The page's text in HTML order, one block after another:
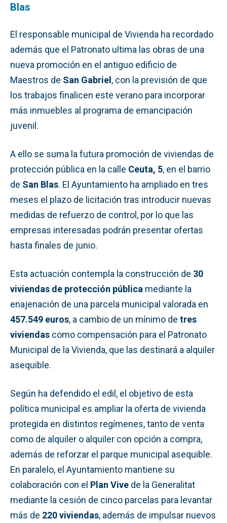
Blas
El responsable municipal de Vivienda ha recordado
además que el Patronato ultima las obras de una
nueva promoción en el antiguo edificio de
Maestros de San Gabriel, con la previsión de que
los trabajos finalicen este verano para incorporar
más inmuebles al programa de emancipación
juvenil.
A ello se suma la futura promoción de viviendas de
protección pública en la calle Ceuta, 5, en el barrio
de San Blas. El Ayuntamiento ha ampliado en tres
meses el plazo de licitación tras introducir nuevas
medidas de refuerzo de control, por lo que las
empresas interesadas podrán presentar ofertas
hasta finales de junio.
Esta actuación contempla la construcción de 30
viviendas de protección pública mediante la
enajenación de una parcela municipal valorada en
457.549 euros, a cambio de un mínimo de tres
viviendas como compensación para el Patronato
Municipal de la Vivienda, que las destinará a alquiler
asequible.
Según ha defendido el edil, el objetivo de esta
política municipal es ampliar la oferta de vivienda
protegida en distintos regímenes, tanto de venta
como de alquiler o alquiler con opción a compra,
además de reforzar el parque municipal asequible.
En paralelo, el Ayuntamiento mantiene su
colaboración con el Plan Vive de la Generalitat
mediante la cesión de cinco parcelas para levantar
más de 220 viviendas, además de impulsar nuevos